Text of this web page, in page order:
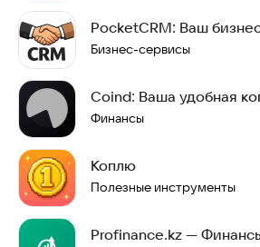
PocketCRM: Ваш
Бизнес-сервисы
Coind: Ваша удобная
Финансы
Коплю
Полезные инструменты
Profinance.kz —